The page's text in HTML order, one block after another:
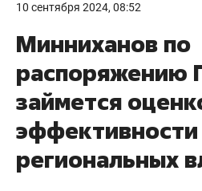
10 сентября 2024, 08:52
Минниханов по
распоряжению
займется
региональных